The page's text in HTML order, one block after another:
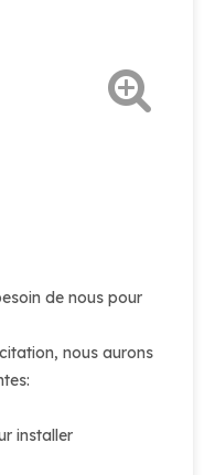
de nous pour
nous aurons
installer